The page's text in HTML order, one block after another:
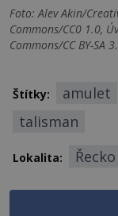
Foto: Alev Akin/
Commons/CC0 1.0,
Commons/CC BY-SA
Štítky: amulet
talisman
Lokalita: Řecko